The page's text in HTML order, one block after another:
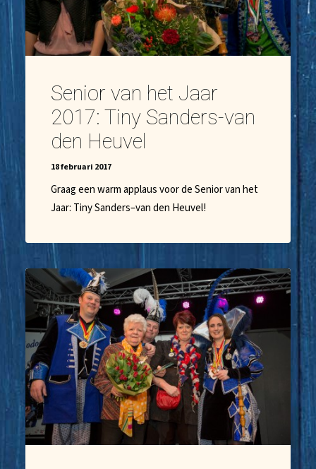
Senior van het Jaar
2017: Tiny Sanders-van
den Heuvel
18 februari 2017
Graag een warm applaus voor de Senior van het
Jaar: Tiny Sanders–van den Heuvel!